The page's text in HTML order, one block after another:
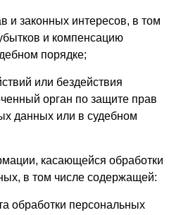
и законных интересов, в том
и компенсацию
порядке;
или бездействия
орган по защите прав
данных или в судебном
касающейся обработки
в том числе содержащей:
обработки персональных